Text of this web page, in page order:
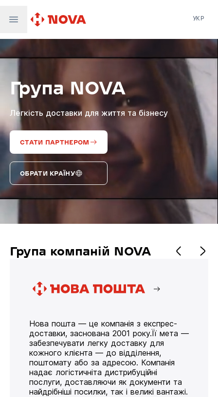
Nova Global
Nova Digital
Supernova Airlines
УКР
Група NOVA
Легкість доставки для життя та бізнесу
СТАТИ ПАРТНЕРОМ
ОБРАТИ КРАЇНУ
Група компаній NOVA
Нова пошта — це компанія з експрес-
доставки, заснована 2001 року.Її мета —
забезпечувати легку доставку для
кожного клієнта — до відділення,
поштомату або за адресою. Компанія
надає логістичніта дистрибуційні
послуги, доставляючи як документи та
найдрібніші посилки, так і великі вантажі.